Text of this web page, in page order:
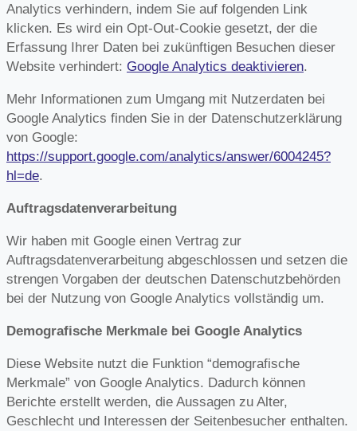
Analytics verhindern, indem Sie auf folgenden Link
klicken. Es wird ein Opt-Out-Cookie gesetzt, der die
Erfassung Ihrer Daten bei zukünftigen Besuchen dieser
Website verhindert: Google Analytics deaktivieren.
Mehr Informationen zum Umgang mit Nutzerdaten bei
Google Analytics finden Sie in der Datenschutzerklärung
von Google:
https://support.google.com/analytics/answer/6004245?
hl=de.
Auftragsdatenverarbeitung
Wir haben mit Google einen Vertrag zur
Auftragsdatenverarbeitung abgeschlossen und setzen die
strengen Vorgaben der deutschen Datenschutzbehörden
bei der Nutzung von Google Analytics vollständig um.
Demografische Merkmale bei Google Analytics
Diese Website nutzt die Funktion “demografische
Merkmale” von Google Analytics. Dadurch können
Berichte erstellt werden, die Aussagen zu Alter,
Geschlecht und Interessen der Seitenbesucher enthalten.